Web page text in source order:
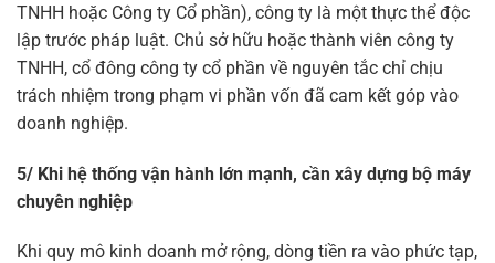
TNHH hoặc Công ty Cổ phần), công ty là một thực thể độc
lập trước pháp luật. Chủ sở hữu hoặc thành viên công ty
TNHH, cổ đông công ty cổ phần về nguyên tắc chỉ chịu
trách nhiệm trong phạm vi phần vốn đã cam kết góp vào
doanh nghiệp.
5/ Khi hệ thống vận hành lớn mạnh, cần xây dựng bộ máy
chuyên nghiệp
Khi quy mô kinh doanh mở rộng, dòng tiền ra vào phức tạp,